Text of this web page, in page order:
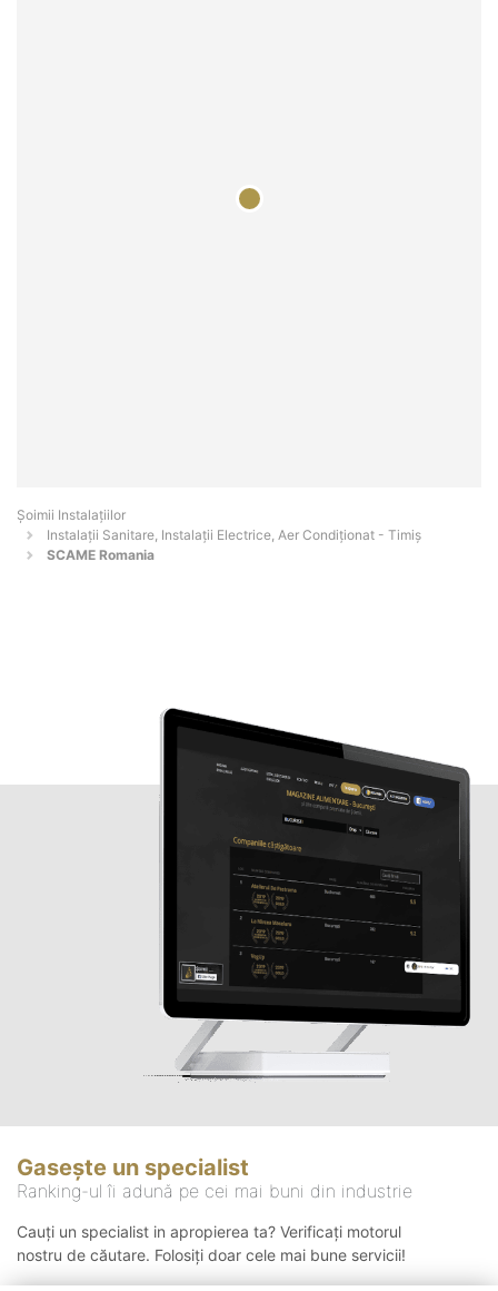
Şoimii Instalaţiilor
Instalații Sanitare, Instalații Electrice, Aer Condiționat - Timiş
SCAME Romania
Gasește un specialist
Ranking-ul îi adună pe cei mai buni din industrie
Cauți un specialist in apropierea ta? Verificați motorul
nostru de căutare. Folosiți doar cele mai bune servicii!